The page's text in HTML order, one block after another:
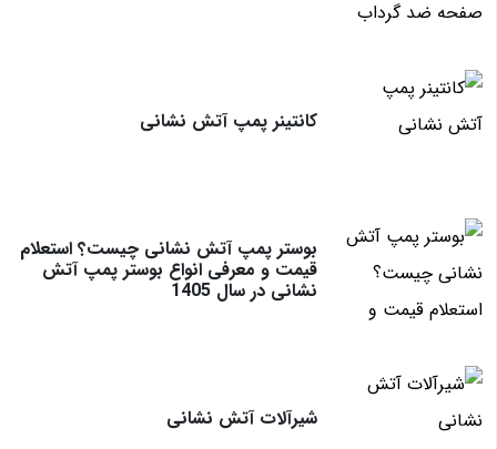
کانتینر پمپ آتش نشانی
بوستر پمپ آتش نشانی چیست؟ استعلام
قیمت و معرفی انواع بوستر پمپ آتش
نشانی در سال 1405
شیرآلات آتش نشانی